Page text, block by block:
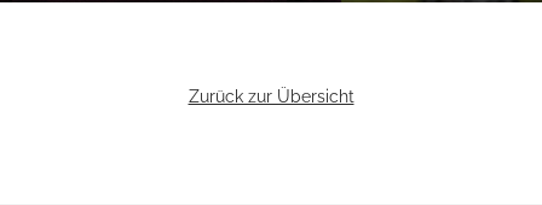
Zurück zur Übersicht